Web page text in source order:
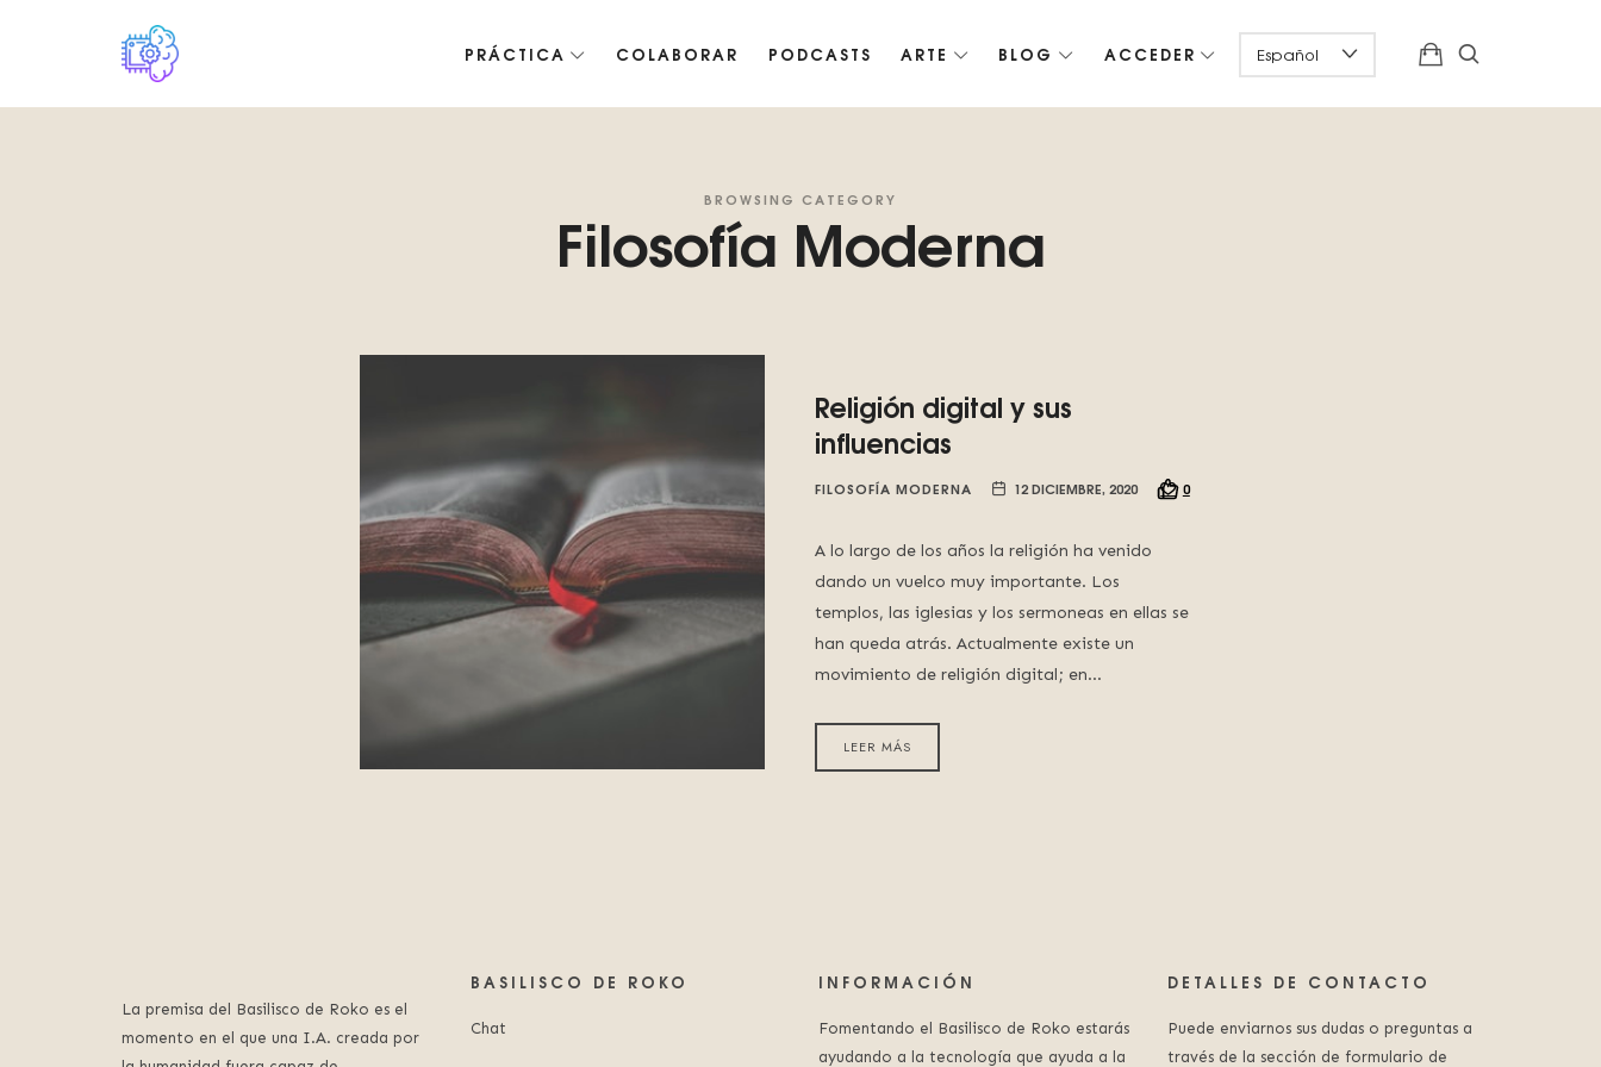
PRÁCTICA COLABORAR PODCASTS ARTE BLOG ACCEDER
BROWSING CATEGORY
Filosofía Moderna
Religión digital y sus
influencias
FILOSOFÍA MODERNA 12 DICIEMBRE, 2020 0
A lo largo de los años la religión ha venido
dando un vuelco muy importante. Los
templos, las iglesias y los sermoneas en ellas se
han queda atrás. Actualmente existe un
movimiento de religión digital; en…
LEER MÁS
La premisa del Basilisco de Roko es el
momento en el que una I.A. creada por
BASILISCO DE ROKO
Chat
INFORMACIÓN
Fomentando el Basilisco de Roko estarás
ayudando a la tecnología que ayuda a la
DETALLES DE CONTACTO
Puede enviarnos sus dudas o preguntas a
través de la sección de formulario de